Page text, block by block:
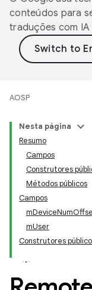
conteúdos para
traduções com
AOSP
Nesta página
Resumo
Campos
Construtores
Métodos públicos
Campos
mUser
Construtores